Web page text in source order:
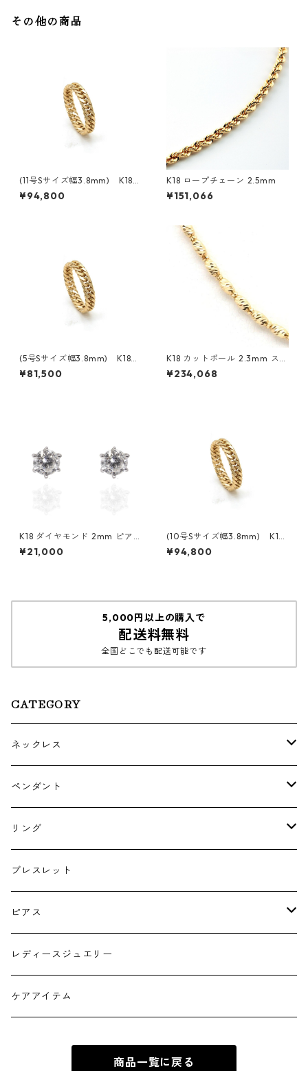
その他の商品
(11号Sサイズ幅3.8mm) K18
イエローゴールド 6面ダブル喜
平リング
¥94,800
K18 ロープチェーン 2.5mm
¥151,066
(5号Sサイズ幅3.8mm) K18
イエローゴールド 6面ダブル喜
平リング
¥81,500
K18 カットボール 2.3mm スラ
イド付き
¥234,068
K18 ダイヤモンド 2mm ピア
ス
¥21,000
(10号Sサイズ幅3.8mm) K18
イエローゴールド 6面ダブル喜
平リング
¥94,800
5,000円以上の購入で
配送料無料
全国どこでも配送可能です
CATEGORY
ネックレス
ゴールド・プラチナ
シルバー
ペンダント
ゴールド
シルバー
リング
ゴールド
シルバー
ブレスレット
ピアス
ゴールド フープタイプ
シルバー フープタイプ
レディースジュエリー
ケアアイテム
商品一覧に戻る